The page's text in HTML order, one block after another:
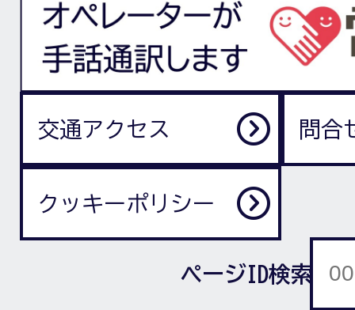
交通アクセス 問合
クッキーポリシー
ページID検索